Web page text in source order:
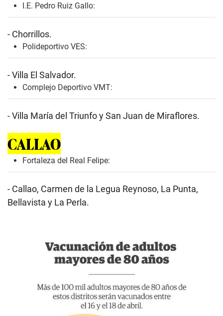
I.E. Pedro Ruiz Gallo:
- Chorrillos.
Polideportivo VES:
- Villa El Salvador.
Complejo Deportivo VMT:
- Villa María del Triunfo y San Juan de Miraflores.
CALLAO
Fortaleza del Real Felipe:
- Callao, Carmen de la Legua Reynoso, La Punta,
Bellavista y La Perla.